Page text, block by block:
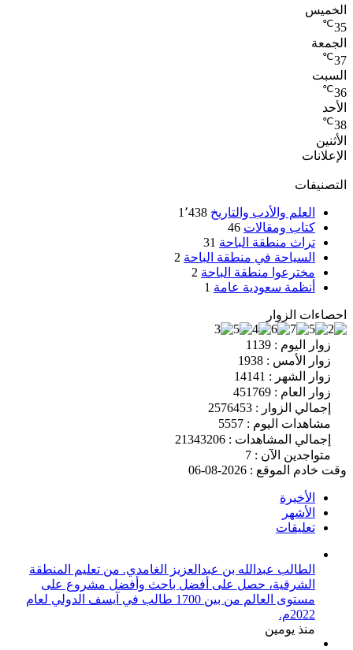
الخميس
35
℃
الجمعة
37
℃
السبت
36
℃
الأحد
38
℃
الأثنين
الإعلانات
التصنيفات
العلم والأدب والتاريخ 1٬438
كتاب ومقالات 46
تراث منطقة الباحة 31
السياحة في منطقة الباحة 2
مخترعوا منطقة الباحة 2
أنظمة سعودية عامة 1
احصاءات الزوار
زوار اليوم : 1139
زوار الأمس : 1938
زوار الشهر : 14141
زوار العام : 451769
إجمالي الزوار : 2576453
مشاهدات اليوم : 5557
إجمالي المشاهدات : 21343206
متواجدين الآن : 7
وقت خادم الموقع : 2026-08-06
الأخيرة
الأشهر
تعليقات
الطالب عبدالله بن عبدالعزيز الغامدي. من تعليم المنطقة
الشرقية، حصل على أفضل باحث وأفضل مشروع على
مستوى العالم من بين 1700 طالب في آيسف الدولي لعام
2022م.
منذ يومين